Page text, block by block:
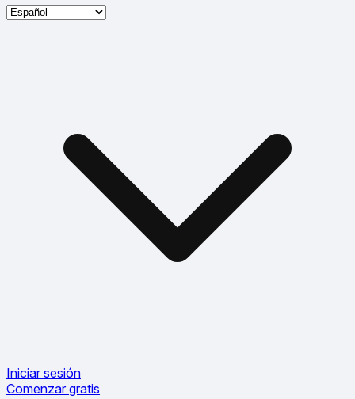
Iniciar sesión
Comenzar gratis